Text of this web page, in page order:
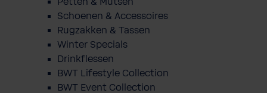
Schoenen & Accessoires
Rugzakken & Tassen
Winter Specials
Drinkflessen
BWT Lifestyle Collection
BWT Event Collection